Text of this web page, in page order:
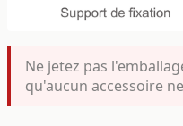
Ne jetez pas
qu'aucun accessoire